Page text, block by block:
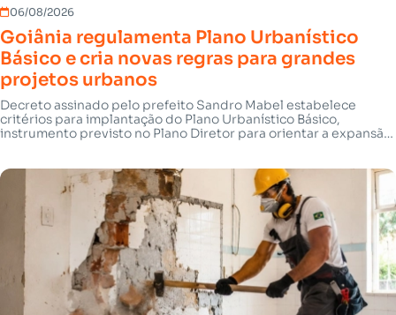
06/08/2026
Goiânia regulamenta Plano Urbanístico
Básico e cria novas regras para grandes
projetos urbanos
Decreto assinado pelo prefeito Sandro Mabel estabelece
critérios para implantação do Plano Urbanístico Básico,
instrumento previsto no Plano Diretor para orientar a expansão